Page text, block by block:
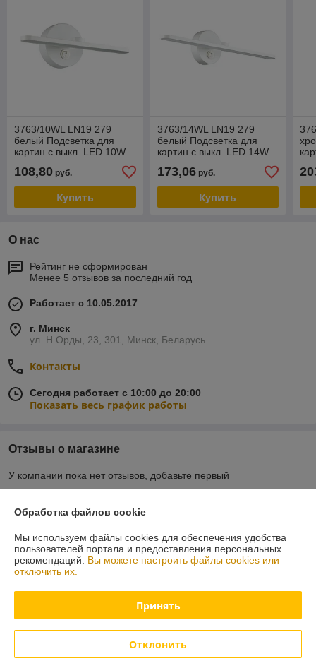
3763/10WL LN19 279
белый Подсветка для
картин с выкл. LED 10W
108,80 руб.
Купить
3763/14WL LN19 279
белый Подсветка для
картин с выкл. LED 14W
173,06руб.
Купить
О нас
Рейтинг не сформирован
Менее 5 отзывов за последний год
Работает с 10.05.2017
г. Минск
ул. Н.Орды, 23, 301, Минск, Беларусь
Контакты
Сегодня работает с 10:00 до 20:00
Показать весь график работы
Отзывы о магазине
У компании пока нет отзывов, добавьте первый
О нас
Контакты
График работы
Обработка файлов cookie
Мы используем файлы cookies для обеспечения удобства
пользователей портала и предоставления персональных
рекомендаций. Вы можете настроить файлы cookies или
отключить их.
Принять
Отклонить